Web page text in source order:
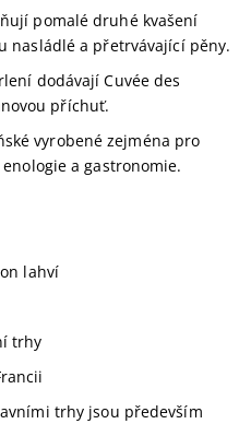
pomalé druhé kvašení
nasládlé a přetrvávající pěny.
dodávají Cuvée des
příchuť.
vyrobené zejména pro
a gastronomie.
lahví
trhy
trhy jsou především